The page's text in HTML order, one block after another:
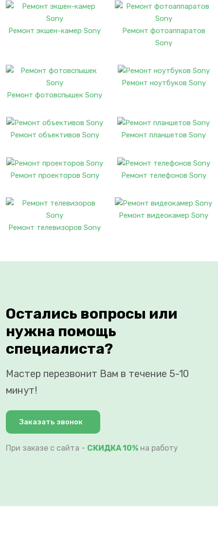
Ремонт экшен-камер Sony
Ремонт фотоаппаратов
Sony
Ремонт фотовспышек Sony
Ремонт ноутбуков Sony
Ремонт объективов Sony Ремонт планшетов Sony
Ремонт проекторов Sony Ремонт телефонов Sony
Ремонт телевизоров Sony
Ремонт видеокамер Sony
Остались вопросы или
нужна помощь
специалиста?
Мастер перезвонит Вам в течение 5-10
минут!
Заказать звонок
При заказе с сайта - СКИДКА 10% на работу